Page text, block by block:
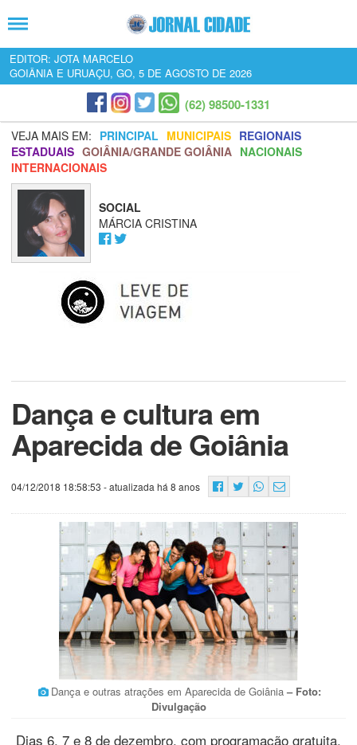
EDITOR: JOTA MARCELO
GOIÂNIA E URUAÇU, GO, 5 DE AGOSTO DE 2026
(62) 98500-1331
VEJA MAIS EM: PRINCIPAL MUNICIPAIS REGIONAIS
ESTADUAIS GOIÂNIA/GRANDE GOIÂNIA NACIONAIS
INTERNACIONAIS
SOCIAL
MÁRCIA CRISTINA
Dança e cultura em
Aparecida de Goiânia
04/12/2018 18:58:53 - atualizada há 8 anos
Dança e outras atrações em Aparecida de Goiânia – Foto:
Divulgação
Dias 6, 7 e 8 de dezembro, com programação gratuita,